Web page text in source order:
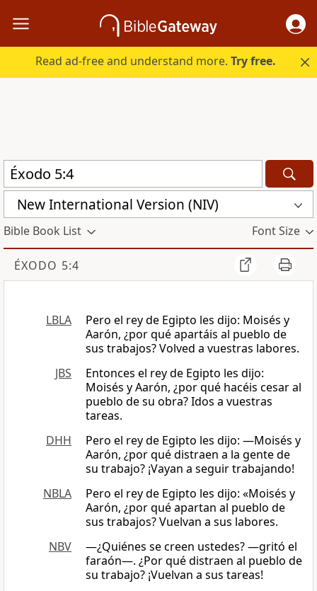
Read ad-free and understand more.Try free.
New International Version (NIV)
Bible Book List Font Size
ÉXODO 5:4
LBLA
Pero el rey de Egipto les dijo: Moisés y
Aarón, ¿por qué apartáis al pueblo de
sus trabajos? Volved a vuestras labores.
JBS
Entonces el rey de Egipto les dijo:
Moisés y Aarón, ¿por qué hacéis cesar al
pueblo de su obra? Idos a vuestras
tareas.
DHH
Pero el rey de Egipto les dijo: —Moisés y
Aarón, ¿por qué distraen a la gente de
su trabajo? ¡Vayan a seguir trabajando!
NBLA
Pero el rey de Egipto les dijo: «Moisés y
Aarón, ¿por qué apartan al pueblo de
sus trabajos? Vuelvan a sus labores.
NBV
―¿Quiénes se creen ustedes? —gritó el
faraón—. ¿Por qué distraen al pueblo de
su trabajo? ¡Vuelvan a sus tareas!